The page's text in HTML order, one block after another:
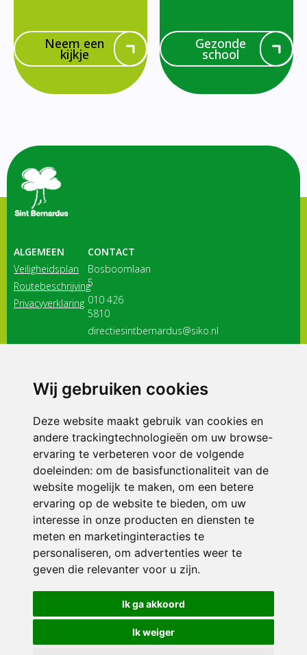
Wij gebruiken cookies
Deze website maakt gebruik van cookies en
andere trackingtechnologieën om uw browse-
ervaring te verbeteren voor de volgende
doeleinden: om de basisfunctionaliteit van de
website mogelijk te maken, om een betere
ervaring op de website te bieden, om uw
interesse in onze producten en diensten te
meten en marketinginteracties te
personaliseren, om advertenties weer te
geven die relevanter voor u zijn.
Ik ga akkoord
Ik weiger
Neem een
kijkje
Gezonde
school
ALGEMEEN
Veiligheidsplan
Routebeschrijving
Privacyverklaring
CONTACT
Bosboomlaan
5
010 426
5810
directiesintbernardus@siko.nl
3116 JB
ONDERDEEL VAN
© 2026 Sint Bernardus | Alle rechten voorbehouden
Privacy policy|Disclaimer| Klachtenregeling|RSIN en Anbi
voorkeuren
Crealisatie The MindOffice